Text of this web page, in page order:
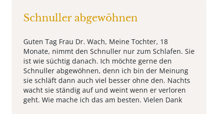
Schnuller abgewöhnen
Guten Tag Frau Dr. Wach, Meine Tochter, 18
Monate, nimmt den Schnuller nur zum Schlafen. Sie
ist wie süchtig danach. Ich möchte gerne den
Schnuller abgewöhnen, denn ich bin der Meinung
sie schläft dann auch viel besser ohne den. Nachts
wacht sie ständig auf und weint wenn er verloren
geht. Wie mache ich das am besten. Vielen Dank